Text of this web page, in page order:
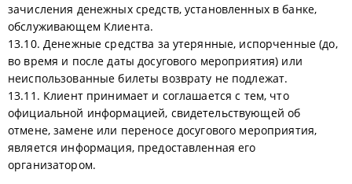
зачисления денежных средств, установленных в банке,
обслуживающем Клиента.
13.10. Денежные средства за утерянные, испорченные (до,
во время и после даты досугового мероприятия) или
неиспользованные билеты возврату не подлежат.
13.11. Клиент принимает и соглашается с тем, что
официальной информацией, свидетельствующей об
отмене, замене или переносе досугового мероприятия,
является информация, предоставленная его
организатором.